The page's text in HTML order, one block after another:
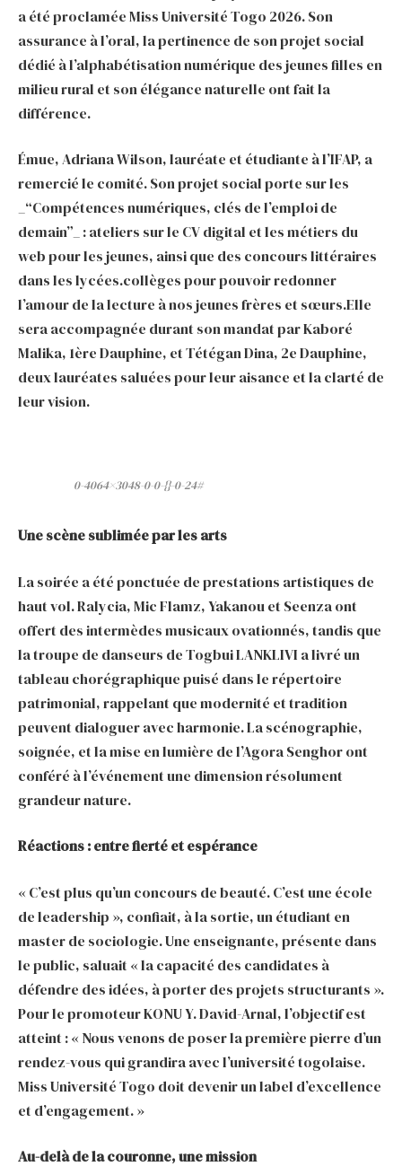
a été proclamée Miss Université Togo 2026. Son
assurance à l’oral, la pertinence de son projet social
dédié à l’alphabétisation numérique des jeunes filles en
milieu rural et son élégance naturelle ont fait la
différence.
Émue, Adriana Wilson, lauréate et étudiante à l’IFAP, a
remercié le comité. Son projet social porte sur les
_“Compétences numériques, clés de l’emploi de
demain”_ : ateliers sur le CV digital et les métiers du
web pour les jeunes, ainsi que des concours littéraires
dans les lycées.collèges pour pouvoir redonner
l’amour de la lecture à nos jeunes frères et sœurs.Elle
sera accompagnée durant son mandat par Kaboré
Malika, 1ère Dauphine, et Tétégan Dina, 2e Dauphine,
deux lauréates saluées pour leur aisance et la clarté de
leur vision.
0-4064×3048-0-0-{}-0-24#
Une scène sublimée par les arts
La soirée a été ponctuée de prestations artistiques de
haut vol. Ralycia, Mic Flamz, Yakanou et Seenza ont
offert des intermèdes musicaux ovationnés, tandis que
la troupe de danseurs de Togbui LANKLIVI a livré un
tableau chorégraphique puisé dans le répertoire
patrimonial, rappelant que modernité et tradition
peuvent dialoguer avec harmonie. La scénographie,
soignée, et la mise en lumière de l’Agora Senghor ont
conféré à l’événement une dimension résolument
grandeur nature.
Réactions : entre fierté et espérance
« C’est plus qu’un concours de beauté. C’est une école
de leadership », confiait, à la sortie, un étudiant en
master de sociologie. Une enseignante, présente dans
le public, saluait « la capacité des candidates à
défendre des idées, à porter des projets structurants ».
Pour le promoteur KONU Y. David-Arnal, l’objectif est
atteint : « Nous venons de poser la première pierre d’un
rendez-vous qui grandira avec l’université togolaise.
Miss Université Togo doit devenir un label d’excellence
et d’engagement. »
Au-delà de la couronne, une mission